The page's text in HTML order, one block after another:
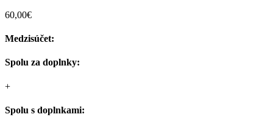
60,00€
Medzisúčet:
Spolu za doplnky:
+
Spolu s doplnkami: